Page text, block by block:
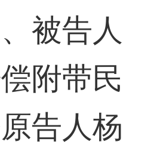
被告人
附带民
告人杨